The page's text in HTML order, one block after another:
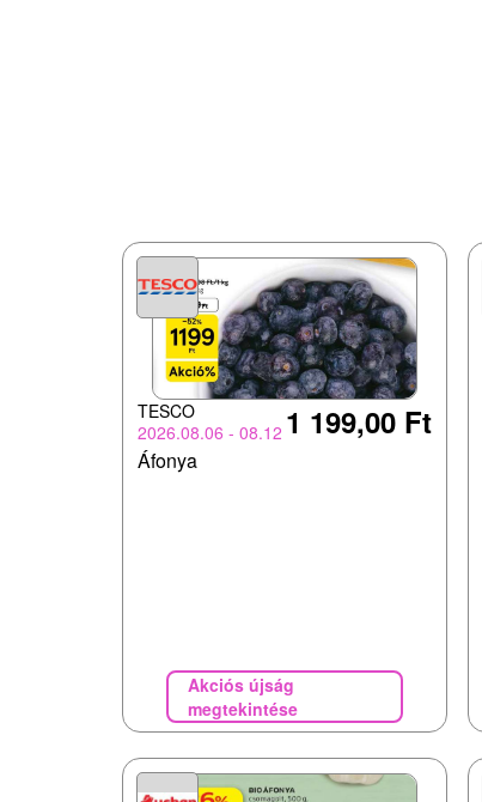
TESCO
2026.08.06 - 08.12 1 199,00 Ft
Áfonya
Akciós újság
megtekintése